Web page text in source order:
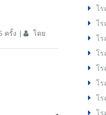
ครั้ง โดย
โร
โร
โร
โร
โร
โร
โร
โร